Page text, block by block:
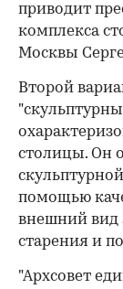
приводит
комплекса
Москвы
Второй
столицы. Он
помощью
внешний вид
старения и
"Архсовет